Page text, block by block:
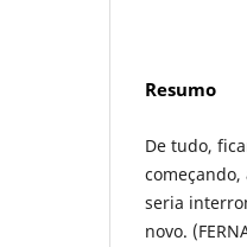
Resumo
De tudo,
seria
novo.